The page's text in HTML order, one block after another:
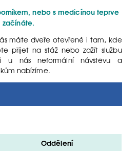
nebo s medicínou teprve
začínáte.
máte dveře otevřené i tam, kde
přijet na stáž nebo zažít službu
u nás neformální návštěvu a
nabízíme.
Oddělení